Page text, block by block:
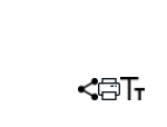
分 打 调